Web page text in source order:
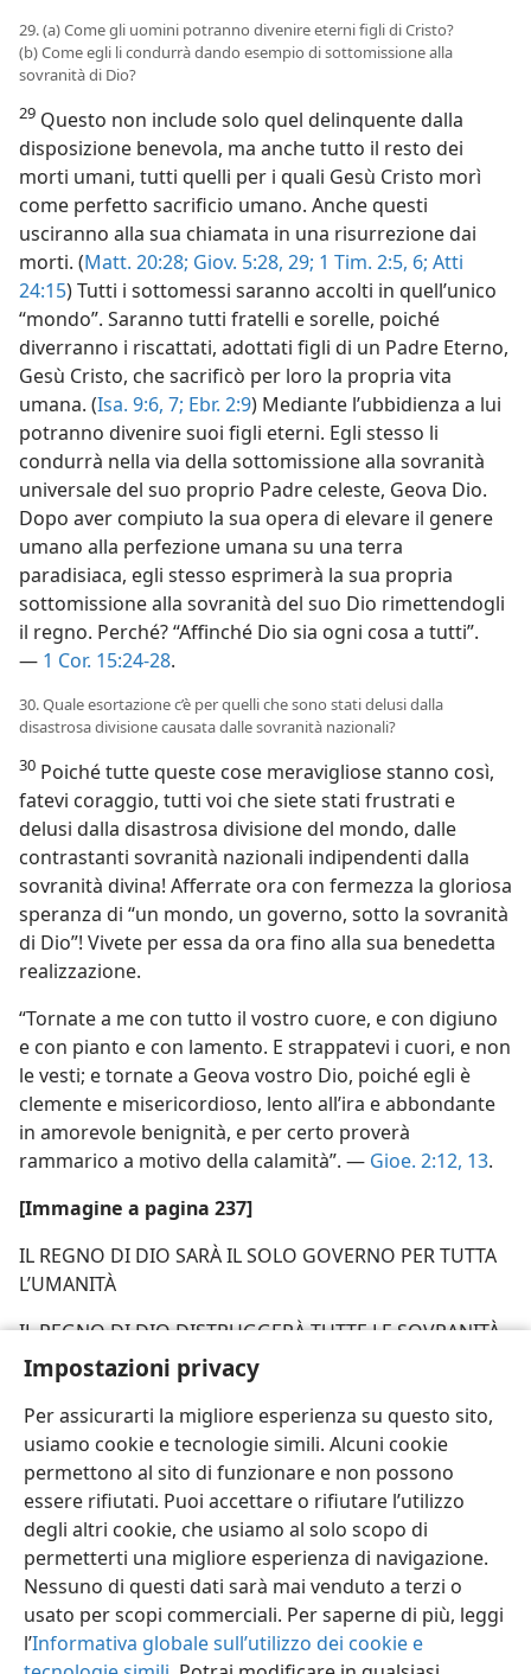
Impostazioni privacy
Per assicurarti la migliore esperienza su questo sito,
usiamo cookie e tecnologie simili. Alcuni cookie
permettono al sito di funzionare e non possono
essere rifiutati. Puoi accettare o rifiutare l’utilizzo
degli altri cookie, che usiamo al solo scopo di
permetterti una migliore esperienza di navigazione.
Nessuno di questi dati sarà mai venduto a terzi o
usato per scopi commerciali. Per saperne di più, leggi
l’Informativa globale sull’utilizzo dei cookie e
29. (a) Come gli uomini potranno divenire eterni figli di Cristo?
(b) Come egli li condurrà dando esempio di sottomissione alla
sovranità di Dio?
29 Questo non include solo quel delinquente dalla
disposizione benevola, ma anche tutto il resto dei
morti umani, tutti quelli per i quali Gesù Cristo morì
come perfetto sacrificio umano. Anche questi
usciranno alla sua chiamata in una risurrezione dai
morti. (Matt. 20:28; Giov. 5:28, 29; 1 Tim. 2:5, 6; Atti
24:15) Tutti i sottomessi saranno accolti in quell’unico
“mondo”. Saranno tutti fratelli e sorelle, poiché
diverranno i riscattati, adottati figli di un Padre Eterno,
Gesù Cristo, che sacrificò per loro la propria vita
umana. (Isa. 9:6, 7; Ebr. 2:9) Mediante l’ubbidienza a lui
potranno divenire suoi figli eterni. Egli stesso li
condurrà nella via della sottomissione alla sovranità
universale del suo proprio Padre celeste, Geova Dio.
Dopo aver compiuto la sua opera di elevare il genere
umano alla perfezione umana su una terra
paradisiaca, egli stesso esprimerà la sua propria
sottomissione alla sovranità del suo Dio rimettendogli
il regno. Perché? “Affinché Dio sia ogni cosa a tutti”.
— 1 Cor. 15:24-28.
30. Quale esortazione c’è per quelli che sono stati delusi dalla
disastrosa divisione causata dalle sovranità nazionali?
30 Poiché tutte queste cose meravigliose stanno così,
fatevi coraggio, tutti voi che siete stati frustrati e
delusi dalla disastrosa divisione del mondo, dalle
contrastanti sovranità nazionali indipendenti dalla
sovranità divina! Afferrate ora con fermezza la gloriosa
speranza di “un mondo, un governo, sotto la sovranità
di Dio”! Vivete per essa da ora fino alla sua benedetta
realizzazione.
“Tornate a me con tutto il vostro cuore, e con digiuno
e con pianto e con lamento. E strappatevi i cuori, e non
le vesti; e tornate a Geova vostro Dio, poiché egli è
clemente e misericordioso, lento all’ira e abbondante
in amorevole benignità, e per certo proverà
rammarico a motivo della calamità”. — Gioe. 2:12, 13.
[Immagine a pagina 237]
IL REGNO DI DIO SARÀ IL SOLO GOVERNO PER TUTTA
L’UMANITÀ
IL REGNO DI DIO DISTRUGGERÀ TUTTE LE SOVRANITÀ
NAZIONALI
Italiano Condividi Impostazioni
Copyright © 2026 Watch Tower Bible and Tract Society of Pennsylvania
Condizioni d’uso Informativa sulla privacy
Impostazioni privacy
JW.ORG
Accedi